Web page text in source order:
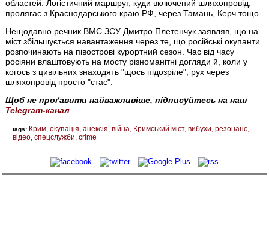
областей. Логістичний маршрут, куди включений шляхопровід,
пролягає з Краснодарського краю РФ, через Тамань, Керч тощо.
Нещодавно речник ВМС ЗСУ Дмитро Плетенчук заявляв, що на
міст збільшується навантаження через те, що російські окупанти
розпочинають на півострові курортний сезон. Час від часу
росіяни влаштовують на мосту різноманітні догляди й, коли у
когось з цивільних знаходять "щось підозріле", рух через
шляхопровід просто "стає".
Щоб не проґавити найважливіше, підписуйтесь на наш
Telegram-канал
tags: Крим окупація анексія війна Кримський міст вибухи резонанс
відео спецслужби crime